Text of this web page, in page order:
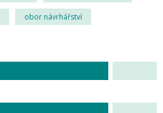
obor návrhářství